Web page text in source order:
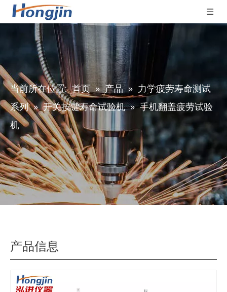
当前所在位置: 首页 » 产品 » 力学疲劳寿命测试
系列 » 开关按键寿命试验机 » 手机翻盖疲劳试验
机
产品信息